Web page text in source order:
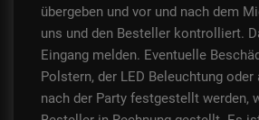
übergeben und vor und nach dem
uns und den Besteller kontrolliert.
Eingang melden. Eventuelle
Polstern, der LED Beleuchtung
nach der Party festgestellt werden,